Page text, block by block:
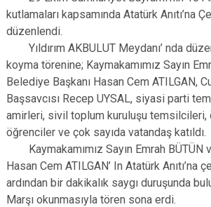
kutlamaları kapsamında Atatürk Anıtı’na
düzenlendi.
Yıldırım AKBULUT Meydanı’ nda
koyma törenine; Kaymakamımız Sayın
Belediye Başkanı Hasan Cem ATILGAN,
Başsavcısı Recep UYSAL, siyasi parti
amirleri, sivil toplum kuruluşu temsilcileri,
öğrenciler ve çok sayıda vatandaş katıldı.
Kaymakamımız Sayın Emrah BÜTÜN
Hasan Cem ATILGAN’ In Atatürk Anıtı’na
ardından bir dakikalık saygı duruşunda
Marşı okunmasıyla tören sona erdi.